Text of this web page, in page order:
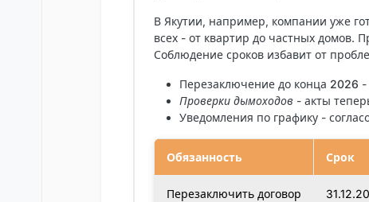
В Якутии, например, компании уже
всех - от квартир до частных домов.
Соблюдение сроков избавит от
Перезаключение до конца 2026 -
Проверки дымоходов - акты
Уведомления по графику -
Обязанность Срок
Перезаключить договор